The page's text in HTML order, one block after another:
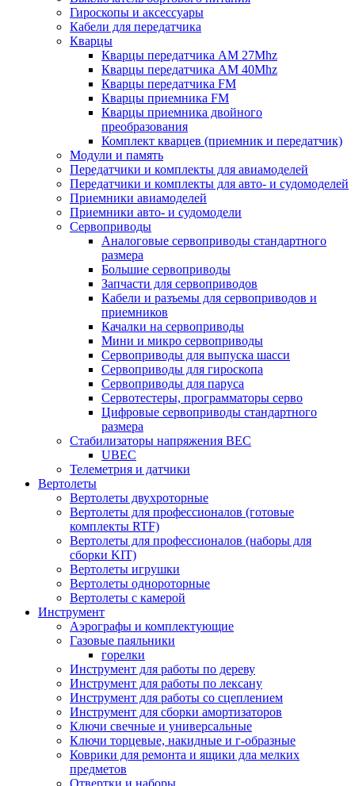
Гироскопы и аксессуары
Кабели для передатчика
Кварцы
Кварцы передатчика AM 27Mhz
Кварцы передатчика AM 40Mhz
Кварцы передатчика FM
Кварцы приемника FM
Кварцы приемника двойного
преобразования
Комплект кварцев (приемник и передатчик)
Модули и память
Передатчики и комплекты для авиамоделей
Передатчики и комплекты для авто- и судомоделей
Приемники авиамоделей
Приемники авто- и судомодели
Сервоприводы
Аналоговые сервоприводы стандартного
размера
Большие сервоприводы
Запчасти для сервоприводов
Кабели и разъемы для сервоприводов и
приемников
Качалки на сервоприводы
Мини и микро сервоприводы
Сервоприводы для выпуска шасси
Сервоприводы для гироскопа
Сервоприводы для паруса
Сервотестеры, программаторы серво
Цифровые сервоприводы стандартного
размера
Стабилизаторы напряжения BEC
UBEC
Телеметрия и датчики
Вертолеты
Вертолеты двухроторные
Вертолеты для профессионалов (готовые
комплекты RTF)
Вертолеты для профессионалов (наборы для
сборки KIT)
Вертолеты игрушки
Вертолеты однороторные
Вертолеты с камерой
Инструмент
Аэрографы и комплектующие
Газовые паяльники
горелки
Инструмент для работы по дереву
Инструмент для работы по лексану
Инструмент для работы со сцеплением
Инструмент для сборки амортизаторов
Ключи свечные и универсальные
Ключи торцевые, накидные и г-образные
Коврики для ремонта и ящики дла мелких
предметов
Отвертки и наборы